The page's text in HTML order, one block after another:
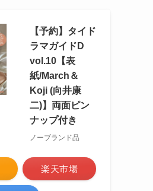
【予約】タイド
ラマガイドD
vol.10【表
紙/March＆
Koji (向井康
二)】両面ピン
ナップ付き
ノーブランド品
楽天市場